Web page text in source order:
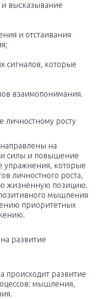
высказывание
и отстаивания
сигналов, которые
взаимопонимания.
личностному росту
на
силы и повышение
упражнения, которые
личностного роста,
жизненную позицию.
мышления
приоритетных
развитие
происходит развитие
мышления,